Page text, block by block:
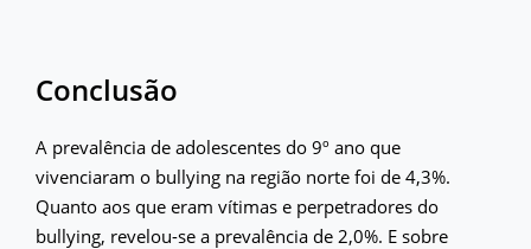
Conclusão
A prevalência de adolescentes do 9º ano que
vivenciaram o bullying na região norte foi de 4,3%.
Quanto aos que eram vítimas e perpetradores do
bullying, revelou-se a prevalência de 2,0%. E sobre